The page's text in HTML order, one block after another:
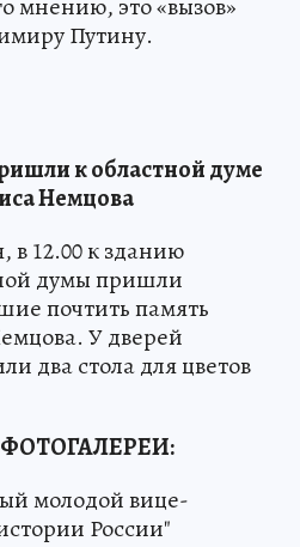
мнению, это «вызов»
Путину.
к областной думе
Немцова
в 12.00 к зданию
думы пришли
почтить память
У дверей
два стола для цветов
молодой вице-
России"